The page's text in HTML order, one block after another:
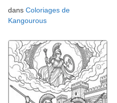
dans Coloriages de
Kangourous